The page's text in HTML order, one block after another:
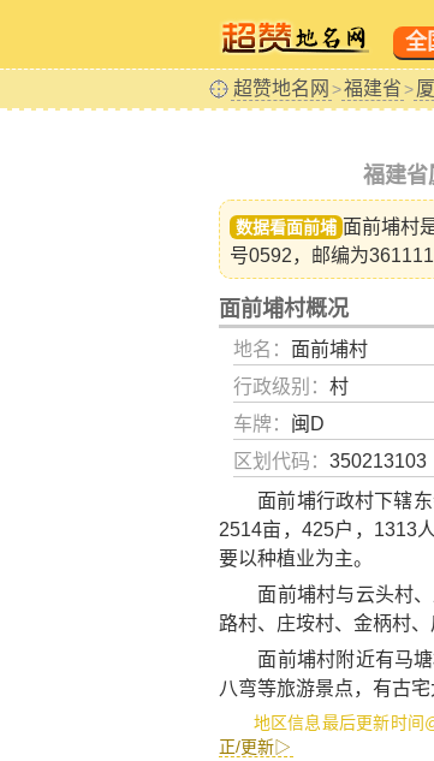
全
超赞地名网 >福建省>
福建省
数据看面前埔 面前埔村
号0592，邮编为
面前埔村概况
地名： 面前埔村
行政级别： 村
车牌： 闽D
区划代码： 350213103
面前埔行政村下辖东
2514亩，425户，1313
要以种植业为主。
面前埔村与云头村、
路村、庄垵村、金柄村
面前埔村附近有马
八弯等旅游景点，有古
地区信息最后更新时间
正/更新▷